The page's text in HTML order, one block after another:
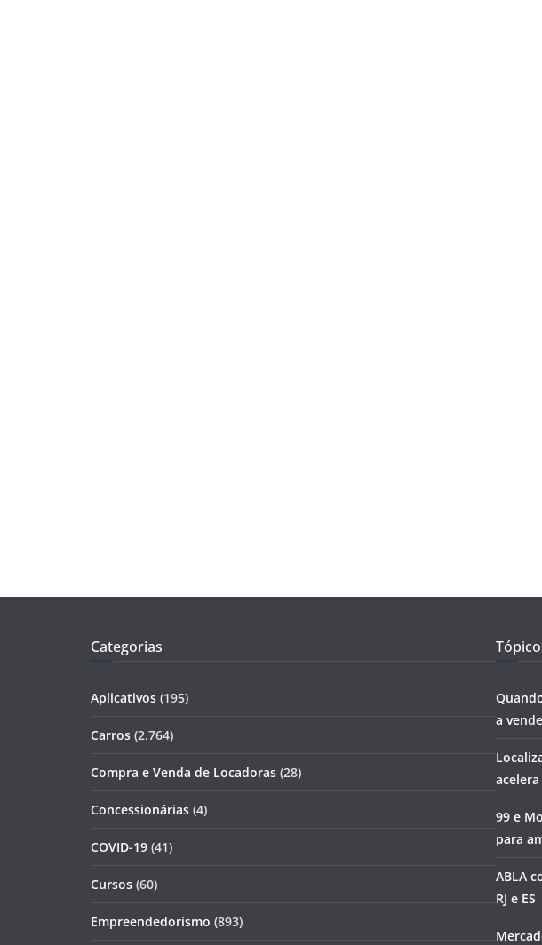
Categorias
Aplicativos (195)
Carros (2.764)
Compra e Venda de Locadoras (28)
Concessionárias (4)
COVID-19 (41)
Cursos (60)
Empreendedorismo (893)
a
99 e
para
ABLA
RJ e ES